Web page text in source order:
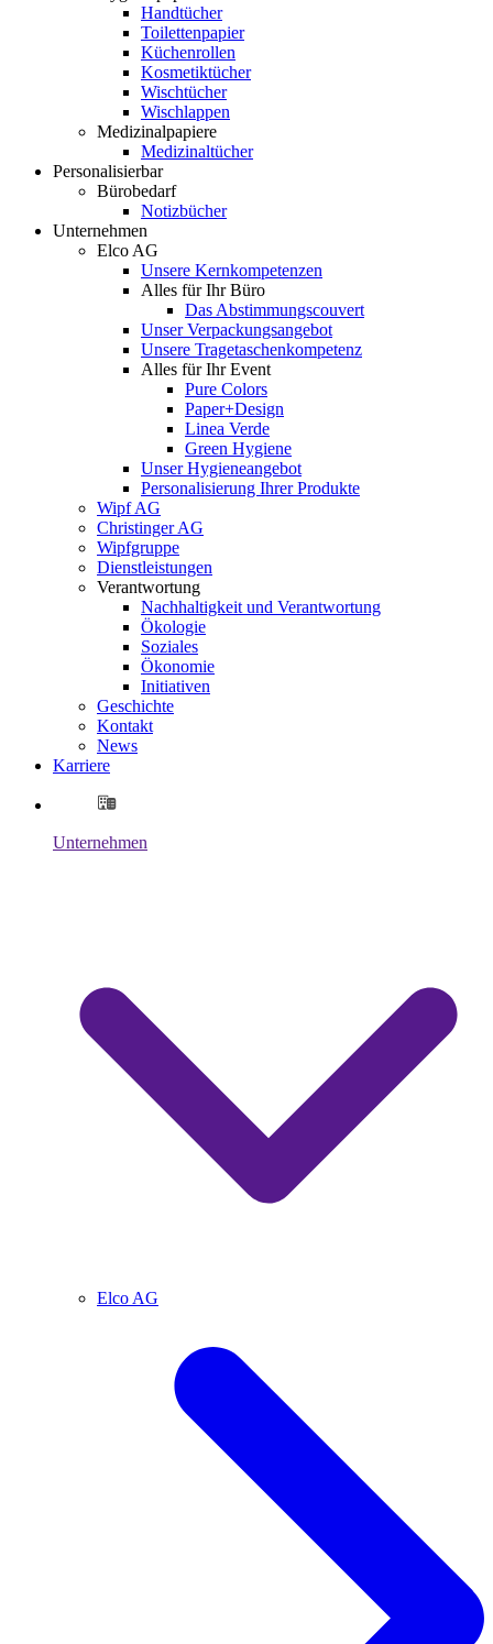
Handtücher
Toilettenpapier
Küchenrollen
Kosmetiktücher
Wischtücher
Wischlappen
Medizinalpapiere
Medizinaltücher
Personalisierbar
Bürobedarf
Notizbücher
Unternehmen
Elco AG
Unsere Kernkompetenzen
Alles für Ihr Büro
Das Abstimmungscouvert
Unser Verpackungsangebot
Unsere Tragetaschenkompetenz
Alles für Ihr Event
Pure Colors
Paper+Design
Linea Verde
Green Hygiene
Unser Hygieneangebot
Personalisierung Ihrer Produkte
Wipf AG
Christinger AG
Wipfgruppe
Dienstleistungen
Verantwortung
Nachhaltigkeit und Verantwortung
Ökologie
Soziales
Ökonomie
Initiativen
Geschichte
Kontakt
News
Karriere
Unternehmen
Elco AG